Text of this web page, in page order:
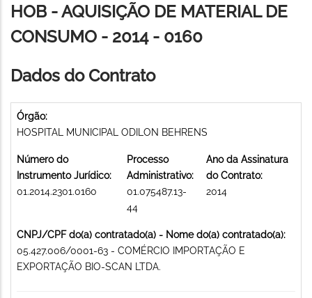
navegação
HOB - AQUISIÇÃO DE MATERIAL DE
CONSUMO - 2014 - 0160
Dados do Contrato
Órgão:
HOSPITAL MUNICIPAL ODILON BEHRENS
Número do
Instrumento Jurídico:
01.2014.2301.0160
Processo
Administrativo:
01.075487.13-
44
Ano da Assinatura
do Contrato:
2014
CNPJ/CPF do(a) contratado(a) - Nome do(a) contratado(a):
05.427.006/0001-63 - COMÉRCIO IMPORTAÇÃO E
EXPORTAÇÃO BIO-SCAN LTDA.